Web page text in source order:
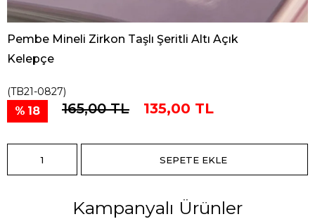
Pembe Mineli Zirkon Taşlı Şeritli Altı Açık
Kelepçe
(TB21-0827)
18 165,00 TL 135,00 TL
Kampanyalı Ürünler